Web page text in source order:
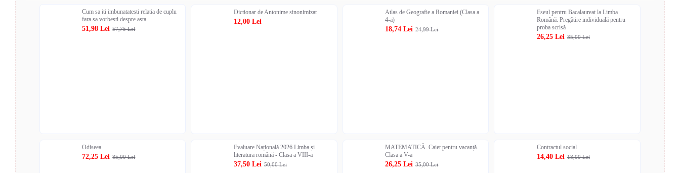
Cum sa iti imbunatatesti relatia de cuplu
fara sa vorbesti despre asta
51,98 Lei 57,75 Lei
Dictionar de Antonime sinonimizat
12,00 Lei
Atlas de Geografie a Romaniei (Clasa a
4-a)
18,74 Lei 24,99 Lei
Eseul pentru Bacalaureat la Limba
Română. Pregătire individuală pentru
proba scrisă
26,25 Lei 35,00 Lei
Odiseea
72,25 Lei 85,00 Lei
Evaluare Națională 2026 Limba și
literatura română - Clasa a VIII-a
37,50 Lei 50,00 Lei
MATEMATICĂ. Caiet pentru vacanță.
Clasa a V-a
26,25 Lei 35,00 Lei
Contractul social
14,40 Lei 18,00 Lei